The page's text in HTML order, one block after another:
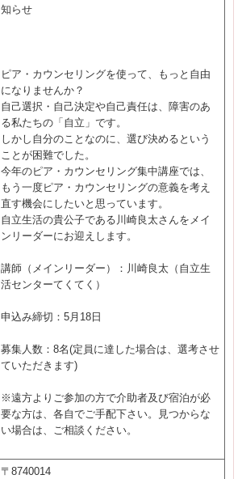
知らせ
ピア・カウンセリングを使って、もっと自由
になりませんか？
自己選択・自己決定や自己責任は、障害のあ
る私たちの「自立」です。
しかし自分のことなのに、選び決めるという
ことが困難でした。
今年のピア・カウンセリング集中講座では、
もう一度ピア・カウンセリングの意義を考え
直す機会にしたいと思っています。
自立生活の貴公子である川崎良太さんをメイ
ンリーダーにお迎えします。
講師（メインリーダー）：川崎良太（自立生
活センターてくてく）
申込み締切：5月18日
募集人数：8名(定員に達した場合は、選考させ
ていただきます)
※遠方よりご参加の方で介助者及び宿泊が必
要な方は、各自でご手配下さい。見つからな
い場合は、ご相談ください。
〒8740014